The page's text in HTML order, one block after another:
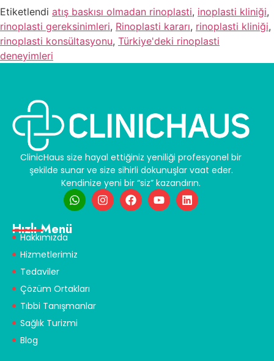
Etiketlendi atış baskısı olmadan rinoplasti, inoplasti kliniği,
rinoplasti gereksinimleri, Rinoplasti kararı, rinoplasti kliniği,
rinoplasti konsültasyonu, Türkiye'deki rinoplasti
deneyimleri
ClinicHaus size hayal ettiğiniz yeniliği profesyonel bir
şekilde sunar ve size sihirli dokunuşlar vaat eder.
Kendinize yeni bir “siz” kazandırın.
Hızlı Menü
Hakkımızda
Hizmetlerimiz
Tedaviler
Çözüm Ortakları
Tıbbi Tanışmanlar
Sağlık Turizmi
Blog